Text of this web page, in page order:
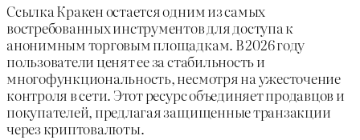
Ссылка Кракен остается одним из самых
востребованных инструментов для доступа к
анонимным торговым площадкам. В 2026 году
пользователи ценят ее за стабильность и
многофункциональность, несмотря на ужесточение
контроля в сети. Этот ресурс объединяет продавцов и
покупателей, предлагая защищенные транзакции
через криптовалюты.